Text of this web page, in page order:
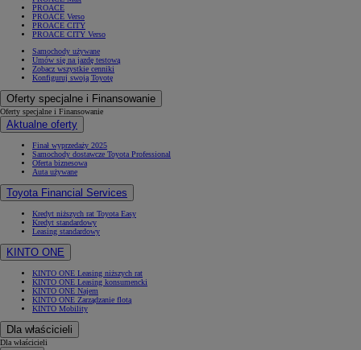
PROACE
PROACE Verso
PROACE CITY
PROACE CITY Verso
Samochody używane
Umów się na jazdę testową
Zobacz wszystkie cenniki
Konfiguruj swoją Toyotę
Oferty specjalne i Finansowanie
Oferty specjalne i Finansowanie
Aktualne oferty
Finał wyprzedaży 2025
Samochody dostawcze Toyota Professional
Oferta biznesowa
Auta używane
Toyota Financial Services
Kredyt niższych rat Toyota Easy
Kredyt standardowy
Leasing standardowy
KINTO ONE
KINTO ONE Leasing niższych rat
KINTO ONE Leasing konsumencki
KINTO ONE Najem
KINTO ONE Zarządzanie flotą
KINTO Mobility
Dla właścicieli
Dla właścicieli